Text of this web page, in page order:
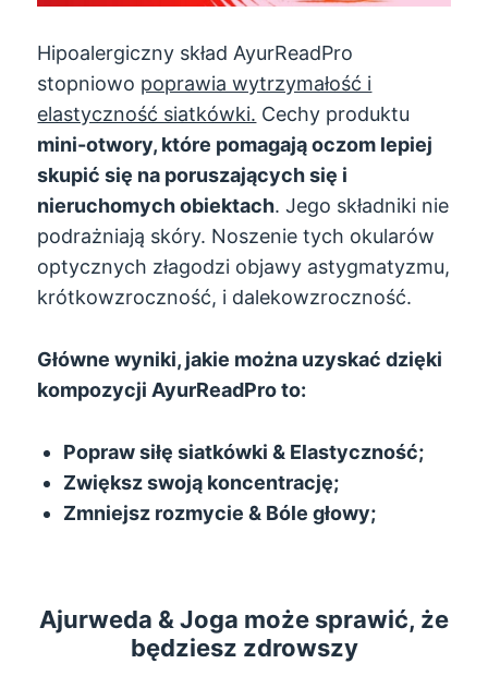
Hipoalergiczny skład AyurReadPro
stopniowo poprawia wytrzymałość i
elastyczność siatkówki. Cechy produktu
mini-otwory, które pomagają oczom lepiej
skupić się na poruszających się i
nieruchomych obiektach. Jego składniki nie
podrażniają skóry. Noszenie tych okularów
optycznych złagodzi objawy astygmatyzmu,
krótkowzroczność, i dalekowzroczność.
Główne wyniki, jakie można uzyskać dzięki
kompozycji AyurReadPro to:
Popraw siłę siatkówki & Elastyczność;
Zwiększ swoją koncentrację;
Zmniejsz rozmycie & Bóle głowy;
Ajurweda & Joga może sprawić, że
będziesz zdrowszy